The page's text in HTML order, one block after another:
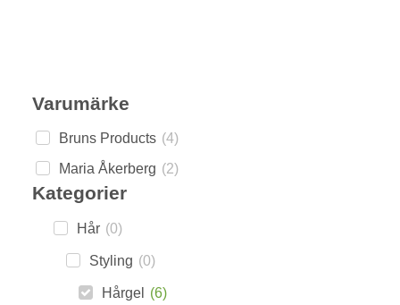
Varumärke
Bruns Products (4)
Maria Åkerberg (2)
Kategorier
Hår (0)
Styling (0)
Hårgel (6)